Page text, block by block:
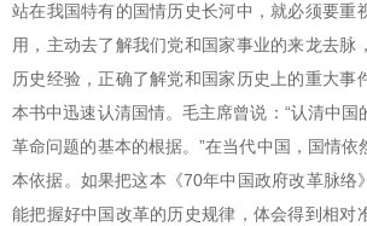
站在我国特有的国情历史长河中，就必须要重
用，主动去了解我们党和国家事业的来龙去脉
历史经验，正确了解党和国家历史上的重大事
本书中迅速认清国情。毛主席曾说：“认清中国
革命问题的基本的根据。”在当代中国，国情依
本依据。如果把这本《70年中国政府改革脉络
能把握好中国改革的历史规律，体会得到相对